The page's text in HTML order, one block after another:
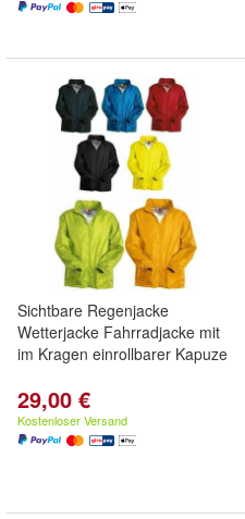
Sichtbare Regenjacke
Wetterjacke Fahrradjacke mit
im Kragen einrollbarer Kapuze
29,00 €
Kostenloser Versand